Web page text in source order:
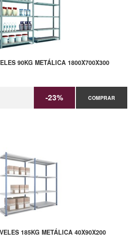
90KG METÁLICA 1800X700X300
-23% COMPRAR
185KG METÁLICA 40X90X200